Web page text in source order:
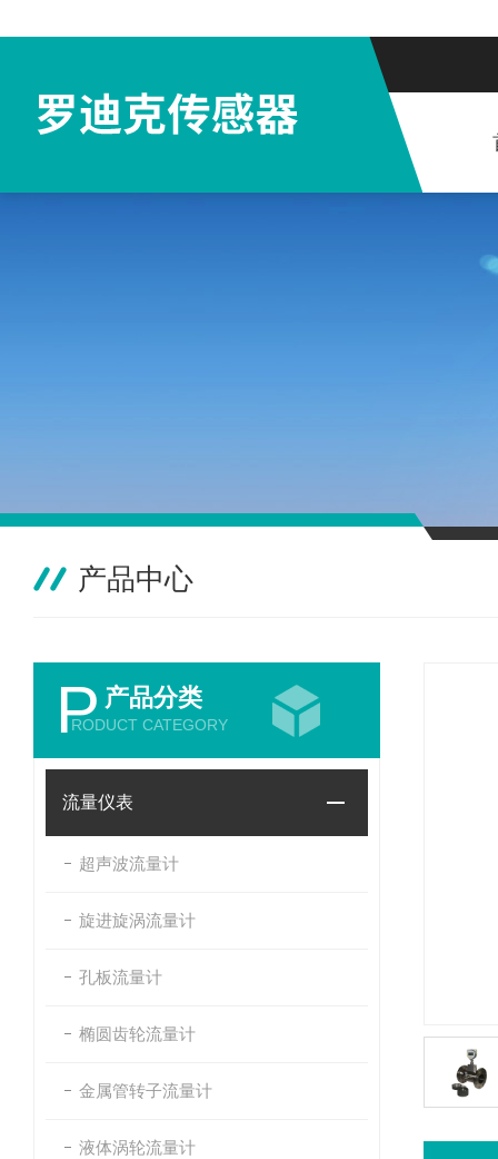
产品中心
P 产品分类
RODUCT CATEGORY
流量仪表
超声波流量计
旋进旋涡流量计
孔板流量计
椭圆齿轮流量计
金属管转子流量计
液体涡轮流量计